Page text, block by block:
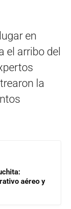
en
el arribo del
la
aéreo y